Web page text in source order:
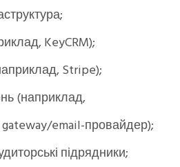
KeyCRM);
Stripe);
(наприклад,
email-провайдер);
підрядники;